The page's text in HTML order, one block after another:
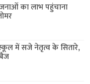
का लाभ पहुंचाना
में सजे नेतृत्व के सितारे,